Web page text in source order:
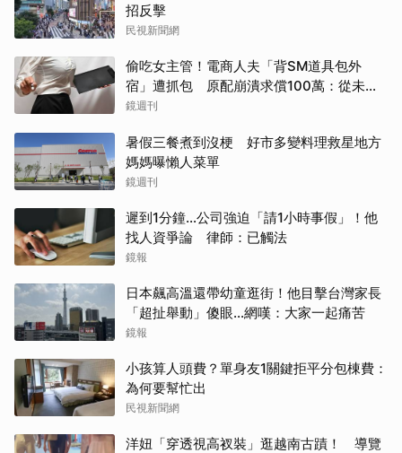
招反擊
民視新聞網
偷吃女主管！電商人夫「背SM道具包外
宿」遭抓包 原配崩潰求償100萬：從未用
過此類
鏡週刊
暑假三餐煮到沒梗 好市多變料理救星地方
媽媽曝懶人菜單
鏡週刊
遲到1分鐘…公司強迫「請1小時事假」！他
找人資爭論 律師：已觸法
鏡報
日本飆高溫還帶幼童逛街！他目擊台灣家長
「超扯舉動」傻眼...網嘆：大家一起痛苦
鏡報
小孩算人頭費？單身友1關鍵拒平分包棟費：
為何要幫忙出
民視新聞網
洋妞「穿透視高衩裝」逛越南古蹟！ 導覽